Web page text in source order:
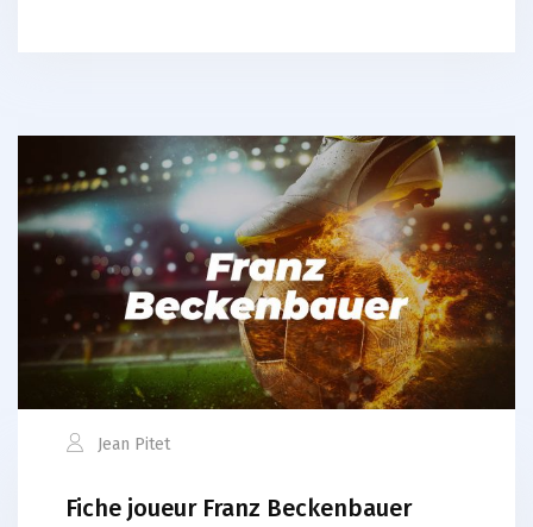
Jean Pitet
Fiche joueur Franz Beckenbauer